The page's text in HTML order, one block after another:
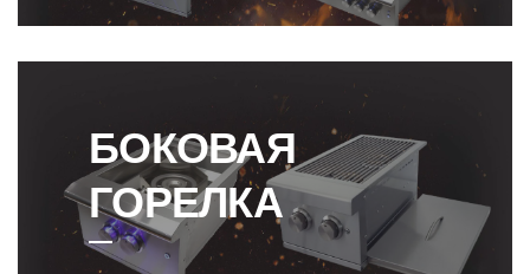
БОКОВАЯ
ГОРЕЛКА